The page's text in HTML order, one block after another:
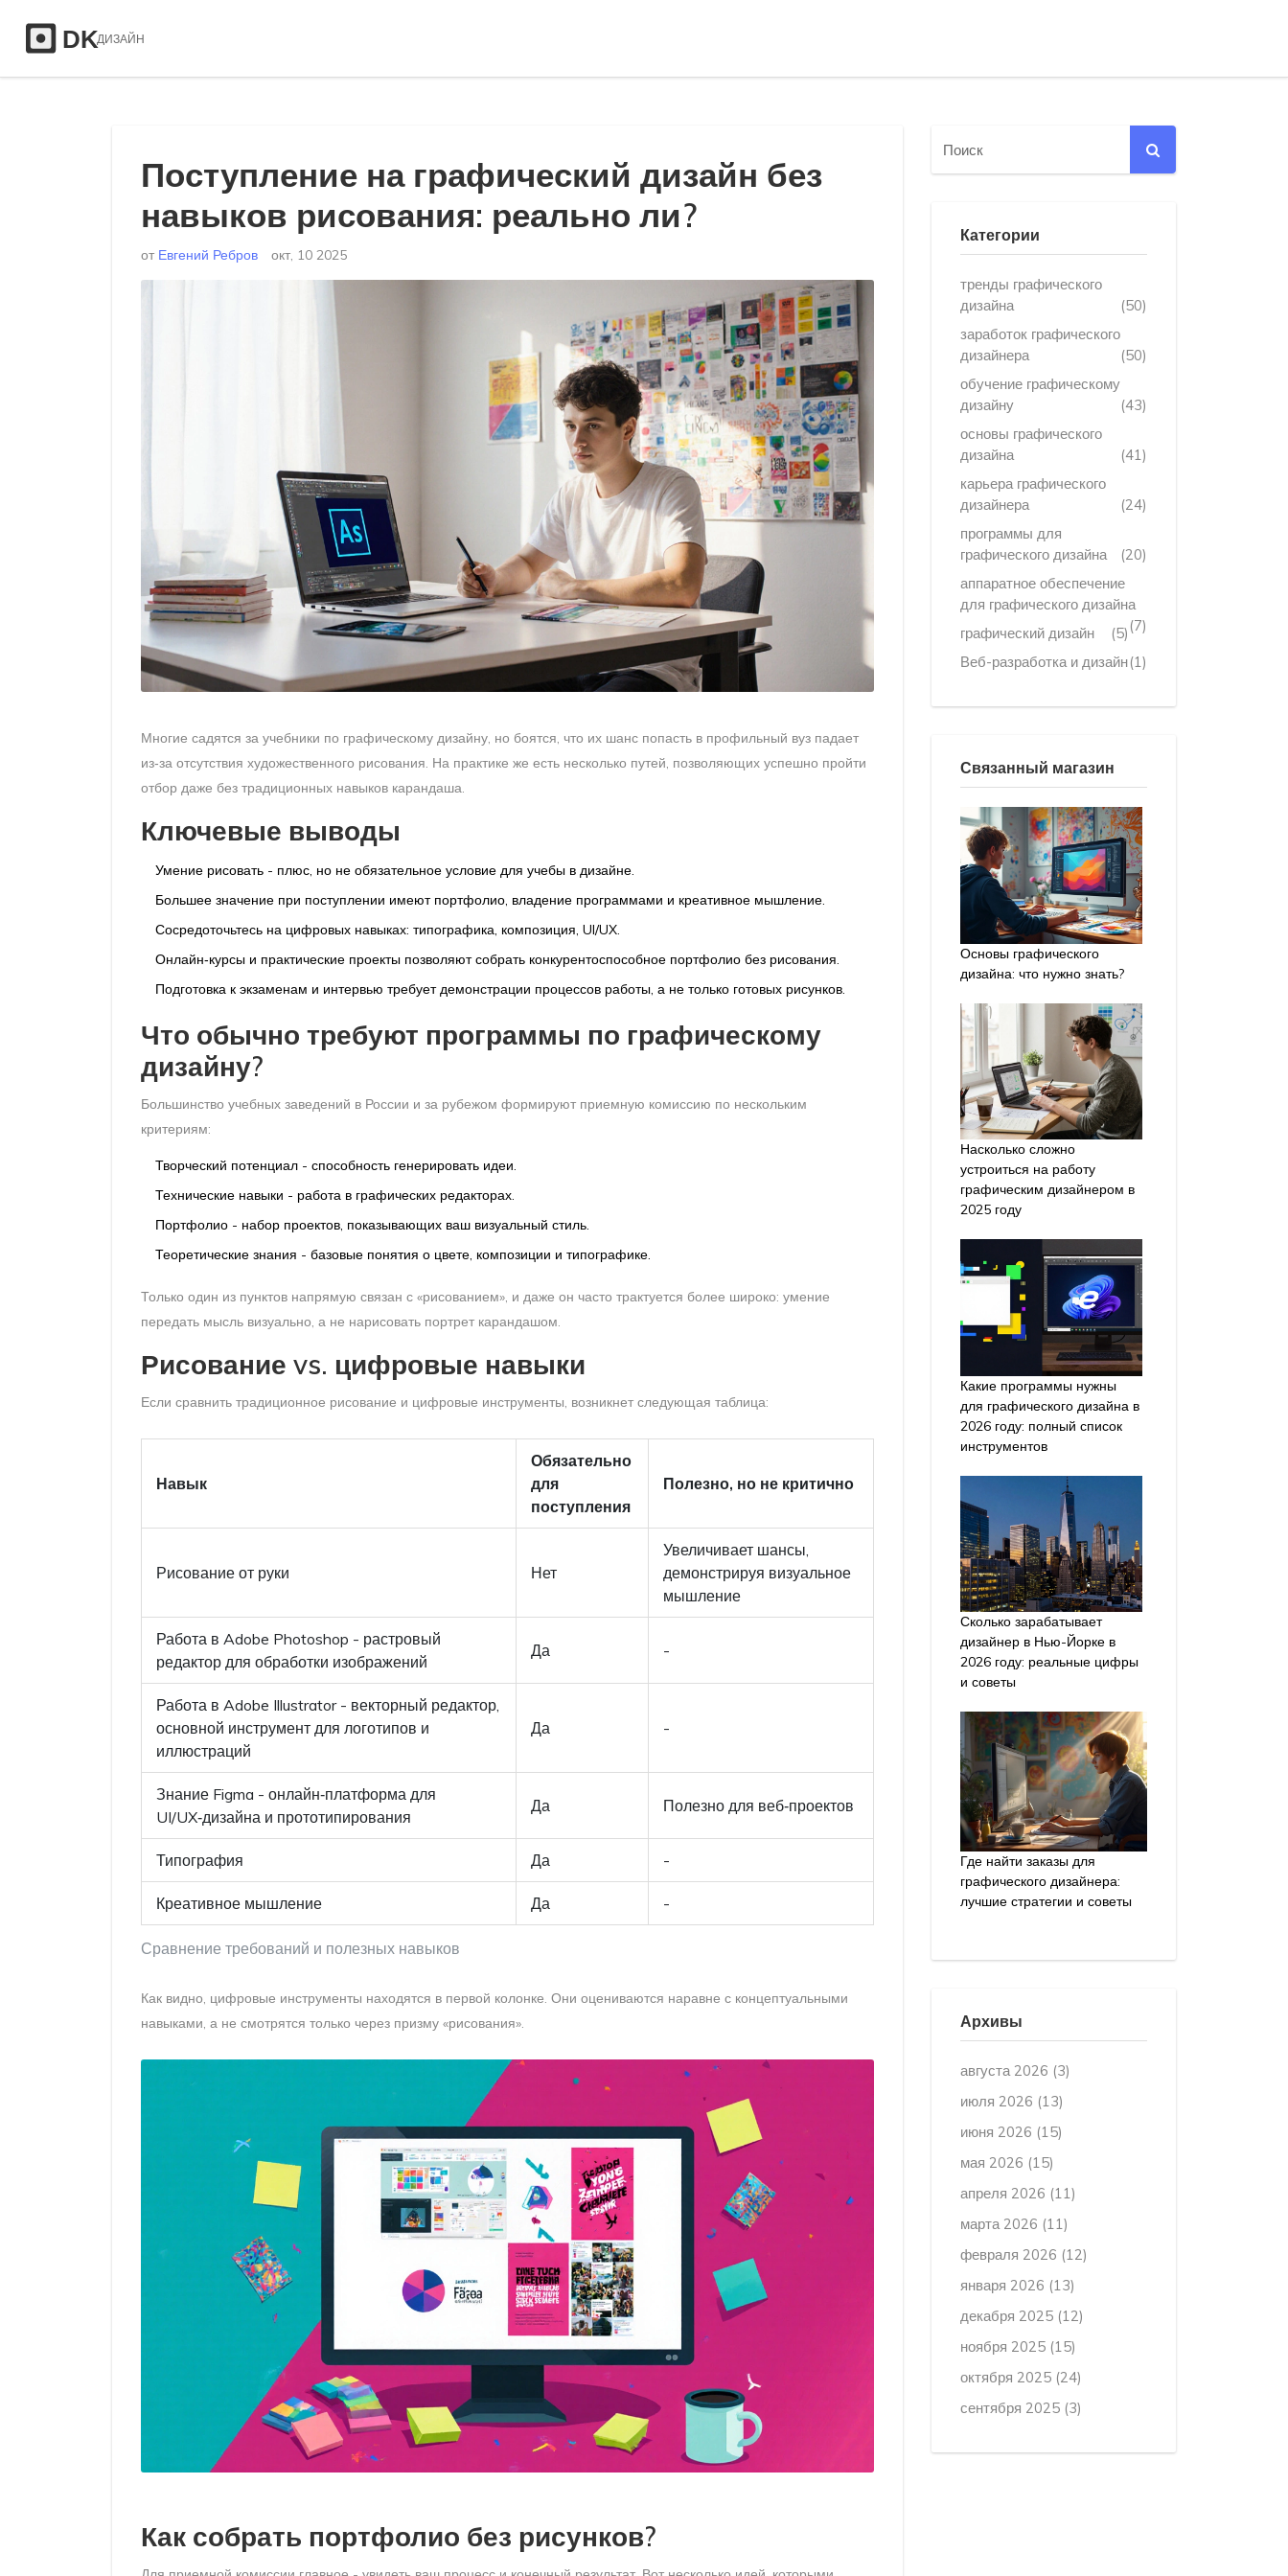
Поступление на графический дизайн без
навыков рисования: реально ли?
от Евгений Ребров окт, 10 2025
Многие садятся за учебники по графическому дизайну, но боятся, что их шанс попасть в профильный вуз падает
из‑за отсутствия художественного рисования. На практике же есть несколько путей, позволяющих успешно пройти
отбор даже без традиционных навыков карандаша.
Ключевые выводы
Умение рисовать - плюс, но не обязательное условие для учебы в дизайне.
Большее значение при поступлении имеют портфолио, владение программами и креативное мышление.
Сосредоточьтесь на цифровых навыках: типографика, композиция, UI/UX.
Онлайн‑курсы и практические проекты позволяют собрать конкурентоспособное портфолио без рисования.
Подготовка к экзаменам и интервью требует демонстрации процессов работы, а не только готовых рисунков.
Что обычно требуют программы по графическому
дизайну?
Большинство учебных заведений в России и за рубежом формируют приемную комиссию по нескольким
критериям:
Творческий потенциал - способность генерировать идеи.
Технические навыки - работа в графических редакторах.
Портфолио - набор проектов, показывающих ваш визуальный стиль.
Теоретические знания - базовые понятия о цвете, композиции и типографике.
Только один из пунктов напрямую связан с «рисованием», и даже он часто трактуется более широко: умение
передать мысль визуально, а не нарисовать портрет карандашом.
Рисование vs. цифровые навыки
Если сравнить традиционное рисование и цифровые инструменты, возникнет следующая таблица:
Сравнение требований и полезных навыков
Навык
Обязательно
для
поступления
Полезно, но не критично
Рисование от руки Нет
Увеличивает шансы,
демонстрируя визуальное
мышление
Работа в Adobe Photoshop - растровый
редактор для обработки изображений
Да -
Работа в Adobe Illustrator - векторный редактор,
основной инструмент для логотипов и
иллюстраций
Да -
Знание Figma - онлайн‑платформа для
UI/UX‑дизайна и прототипирования
Да Полезно для веб‑проектов
Типография Да -
Креативное мышление Да -
Как видно, цифровые инструменты находятся в первой колонке. Они оцениваются наравне с концептуальными
навыками, а не смотрятся только через призму «рисования».
Как собрать портфолио без рисунков?
Категории
тренды графического
дизайна
(50)
заработок графического
дизайнера
(50)
обучение графическому
дизайну
(43)
основы графического
дизайна
(41)
карьера графического
дизайнера
(24)
программы для
графического дизайна
(20)
аппаратное обеспечение
для графического дизайна
(7)
графический дизайн
(5)
Веб-разработка и дизайн(1)
Связанный магазин
Основы графического
дизайна: что нужно знать?
Насколько сложно
устроиться на работу
графическим дизайнером в
2025 году
Какие программы нужны
для графического дизайна в
2026 году: полный список
инструментов
Сколько зарабатывает
дизайнер в Нью-Йорке в
2026 году: реальные цифры
и советы
Где найти заказы для
графического дизайнера:
лучшие стратегии и советы
Архивы
августа 2026 (3)
июля 2026 (13)
июня 2026 (15)
мая 2026 (15)
апреля 2026 (11)
марта 2026 (11)
февраля 2026 (12)
января 2026 (13)
декабря 2025 (12)
ноября 2025 (15)
октября 2025 (24)
сентября 2025 (3)